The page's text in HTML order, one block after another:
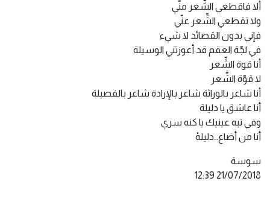
ألا فاقطعي الشَّعر منّي
ولا تقطعي الشِّعر عنّي
فإني بدون القصائد لا شيء
في لجّة العقم قد أعوزتني الوسيلة
أنا قوة الشِّعر
لا قوّة الشَّعر
أنا شاعر بالوراثة شاعر بالإرادة شاعر بالفصيلة
أنا عاشق يا دليلة
وفي تيه عينيك يا كنه سري
أنا من أضاع…دليلهْ
سوسة
21/07/2018 12:39